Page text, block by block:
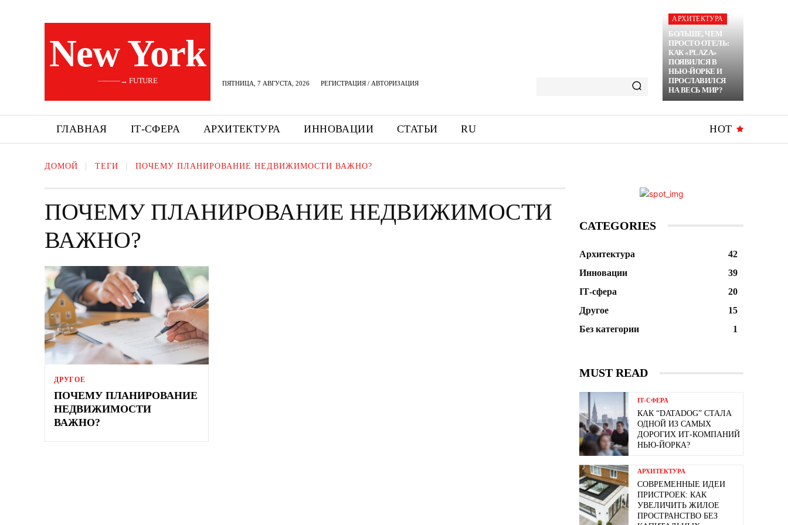
New York
———→ FUTURE ПЯТНИЦА, 7 АВГУСТА, 2026 РЕГИСТРАЦИЯ / АВТОРИЗАЦИЯ
АРХИТЕКТУРА
БОЛЬШЕ, ЧЕМ
ПРОСТО ОТЕЛЬ:
КАК «PLAZA»
ПОЯВИЛСЯ В
НЬЮ-ЙОРКЕ И
ПРОСЛАВИЛСЯ
НА ВЕСЬ МИР?
ГЛАВНАЯ ІТ-СФЕРА АРХИТЕКТУРА ИННОВАЦИИ СТАТЬИ RU HOT
ДОМОЙ ТЕГИ ПОЧЕМУ ПЛАНИРОВАНИЕ НЕДВИЖИМОСТИ ВАЖНО?
ПОЧЕМУ ПЛАНИРОВАНИЕ НЕДВИЖИМОСТИ
ВАЖНО?
ДРУГОЕ
ПОЧЕМУ ПЛАНИРОВАНИЕ
НЕДВИЖИМОСТИ
ВАЖНО?
CATEGORIES
Архитектура
42
Инновации
39
ІТ-сфера
20
Другое
15
Без категории
1
MUST READ
ІТ-СФЕРА
КАК “DATADOG” СТАЛА
ОДНОЙ ИЗ САМЫХ
ДОРОГИХ ИТ-КОМПАНИЙ
НЬЮ-ЙОРКА?
АРХИТЕКТУРА
СОВРЕМЕННЫЕ ИДЕИ
ПРИСТРОЕК: КАК
УВЕЛИЧИТЬ ЖИЛОЕ
ПРОСТРАНСТВО БЕЗ